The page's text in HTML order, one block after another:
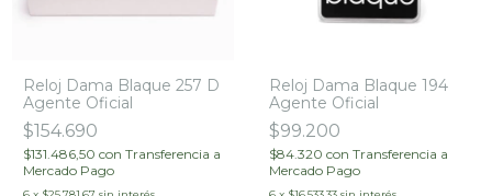
Reloj Dama Blaque 257 D
Agente Oficial
$154.690
$131.486,50 con Transferencia a
Mercado Pago
Reloj Dama Blaque 194
Agente Oficial
$99.200
$84.320 con Transferencia a
Mercado Pago